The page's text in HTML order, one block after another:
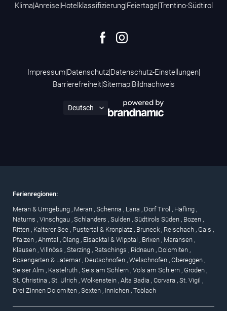
Klima|Anreise|Hotelklassifizierung|Feiertage|Trentino-Südtirol
Impressum|Datenschutz|Datenschutz-Einstellungen|
Barrierefreiheit|Sitemap|Bildnachweis
Ferienregionen:
Meran & Umgebung , Meran , Schenna , Lana , Dorf Tirol , Hafling ,
Naturns , Vinschgau , Schlanders , Sulden , Südtirols Süden , Bozen ,
Ritten , Kalterer See , Pustertal & Kronplatz , Bruneck , Reischach , Gais ,
Pfalzen , Ahrntal , Olang , Eisacktal & Wipptal , Brixen , Maransen ,
Klausen , Villnöss , Sterzing , Ratschings , Ridnaun , Dolomiten ,
Rosengarten & Latemar , Deutschnofen , Welschnofen , Obereggen ,
Seiser Alm , Kastelruth , Seis am Schlern , Völs am Schlern , Gröden ,
St. Christina , St. Ulrich , Wolkenstein , Alta Badia , Corvara , St. Vigil ,
Drei Zinnen Dolomiten , Sexten , Innichen , Toblach